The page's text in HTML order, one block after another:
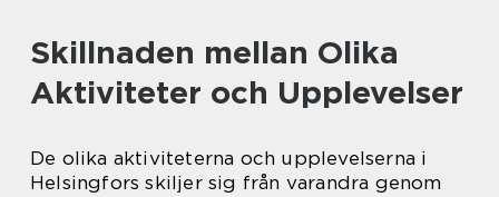
Skillnaden mellan Olika
Aktiviteter och Upplevelser
De olika aktiviteterna och upplevelserna i
Helsingfors skiljer sig från varandra genom